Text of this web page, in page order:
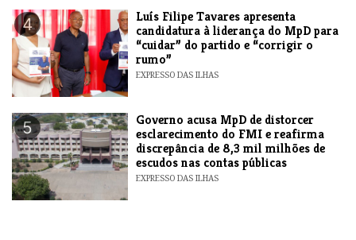
4
Luís Filipe Tavares apresenta
candidatura à liderança do MpD para
“cuidar” do partido e “corrigir o
rumo”
EXPRESSO DAS ILHAS
5
Governo acusa MpD de distorcer
esclarecimento do FMI e reafirma
discrepância de 8,3 mil milhões de
escudos nas contas públicas
EXPRESSO DAS ILHAS